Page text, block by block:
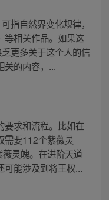
指自然界变化规律，
等相关作品。如果这
更多关于这个人的信
关的内容，...
要求和流程。比如在
需要112个紫薇灵
灵魄。在进阶天道
可能涉及到将王权...